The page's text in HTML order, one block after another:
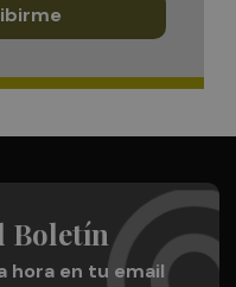
Boletín
hora en tu email